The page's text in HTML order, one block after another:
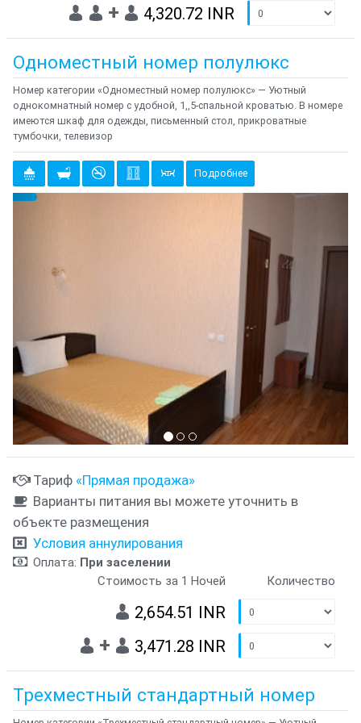
+ 4,320.72 INR
Одноместный номер полулюкс
Номер категории «Одноместный номер полулюкс» — Уютный
однокомнатный номер с удобной, 1,,5-спальной кроватью. В номере
имеются шкаф для одежды, письменный стол, прикроватные
тумбочки, телевизор
Подробнее
{clt_left} 1 Количество
Тариф «Прямая продажа»
Варианты питания вы можете уточнить в
объекте размещения
Условия аннулирования
Оплата: При заселении
Стоимость за 1 Ночей
Количество
2,654.51 INR
+ 3,471.28 INR
Трехместный стандартный номер